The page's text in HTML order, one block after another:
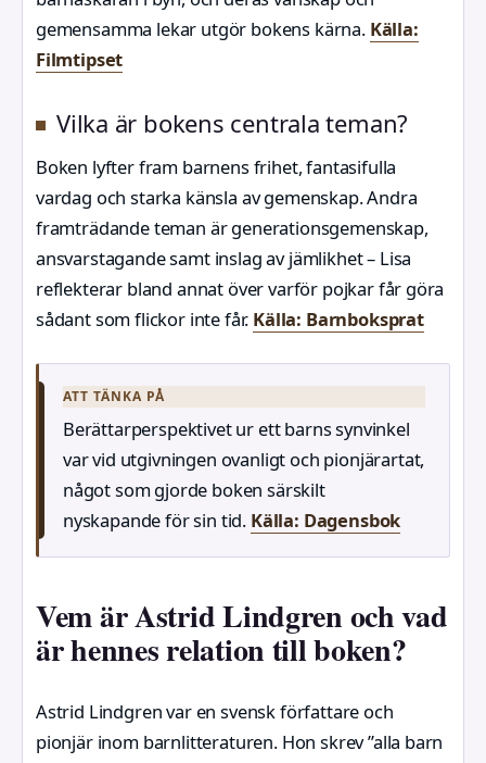
gemensamma lekar utgör bokens kärna. Källa:
Filmtipset
Vilka är bokens centrala teman?
Boken lyfter fram barnens frihet, fantasifulla
vardag och starka känsla av gemenskap. Andra
framträdande teman är generationsgemenskap,
ansvarstagande samt inslag av jämlikhet – Lisa
reflekterar bland annat över varför pojkar får göra
sådant som flickor inte får. Källa: Barnboksprat
ATT TÄNKA PÅ
Berättarperspektivet ur ett barns synvinkel
var vid utgivningen ovanligt och pionjärartat,
något som gjorde boken särskilt
nyskapande för sin tid. Källa: Dagensbok
Vem är Astrid Lindgren och vad
är hennes relation till boken?
Astrid Lindgren var en svensk författare och
pionjär inom barnlitteraturen. Hon skrev ”alla barn